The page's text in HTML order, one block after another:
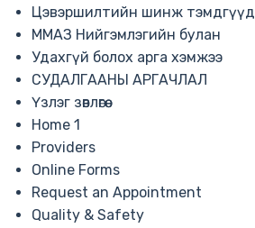
Цэвэршилтийн шинж тэмдгүүд
ММАЗ Нийгэмлэгийн булан
Удахгүй болох арга хэмжээ
СУДАЛГААНЫ АРГАЧЛАЛ
Үзлэг зөвлөгөө
Home 1
Providers
Online Forms
Request an Appointment
Quality & Safety